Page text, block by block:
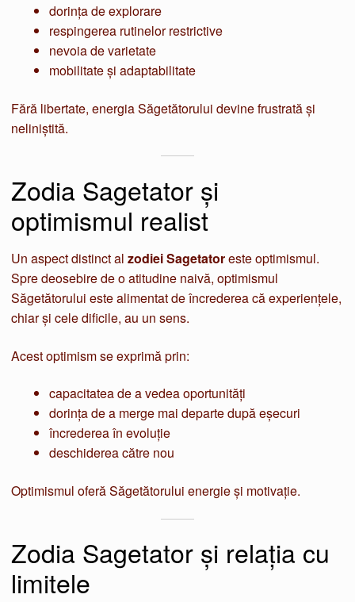
dorința de explorare
respingerea rutinelor restrictive
nevoia de varietate
mobilitate și adaptabilitate
Fără libertate, energia Săgetătorului devine frustrată și
neliniștită.
Zodia Sagetator și
optimismul realist
Un aspect distinct al zodiei Sagetatoreste optimismul.
Spre deosebire de o atitudine naivă, optimismul
Săgetătorului este alimentat de încrederea că experiențele,
chiar și cele dificile, au un sens.
Acest optimism se exprimă prin:
capacitatea de a vedea oportunități
dorința de a merge mai departe după eșecuri
încrederea în evoluție
deschiderea către nou
Optimismul oferă Săgetătorului energie și motivație.
Zodia Sagetator și relația cu
limitele